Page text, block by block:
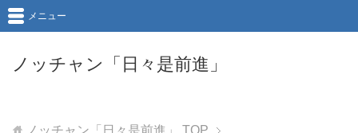
ノッチャン「日々是前進」
メニュー
ノッチャン「日々是前進」
TOP